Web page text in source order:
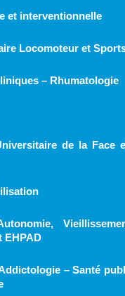
et interventionnelle
Locomoteur et
– Rhumatologie
de la Face
EHPAD
– Santé